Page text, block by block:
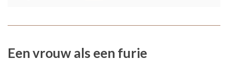
Een vrouw als een furie